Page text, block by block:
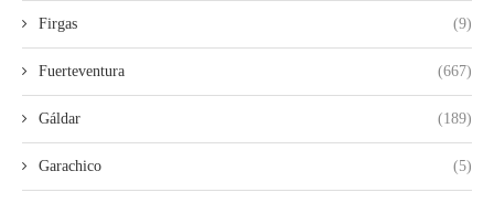
Firgas (9)
Fuerteventura (667)
Gáldar (189)
Garachico (5)